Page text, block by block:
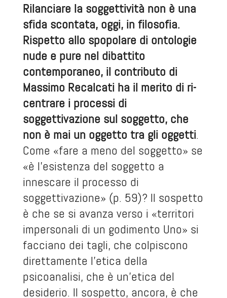
Rilanciare la soggettività non è una
sfida scontata, oggi, in filosofia.
Rispetto allo spopolare di ontologie
nude e pure nel dibattito
contemporaneo, il contributo di
Massimo Recalcati ha il merito di ri-
centrare i processi di
soggettivazione sul soggetto, che
non è mai un oggetto tra gli oggetti.
Come «fare a meno del soggetto» se
«è l’esistenza del soggetto a
innescare il processo di
soggettivazione» (p. 59)? Il sospetto
è che se si avanza verso i «territori
impersonali di un godimento Uno» si
facciano dei tagli, che colpiscono
direttamente l’etica della
psicoanalisi, che è un’etica del
desiderio. Il sospetto, ancora, è che